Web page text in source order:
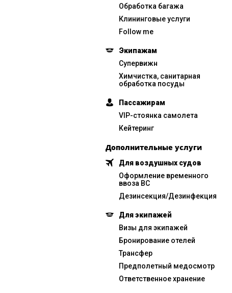
Обработка багажа
Клининговые услуги
Follow me
Экипажам
Супервижн
Химчистка, санитарная
обработка посуды
Пассажирам
VIP-стоянка самолета
Кейтеринг
Дополнительные услуги
Для воздушных судов
Оформление временного
ввоза ВС
Дезинсекция/Дезинфекция
Для экипажей
Визы для экипажей
Бронирование отелей
Трансфер
Предполетный медосмотр
Ответственное хранение